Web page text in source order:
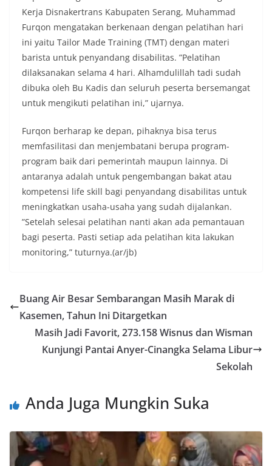
Kerja Disnakertrans Kabupaten Serang, Muhammad
Furqon mengatakan berkenaan dengan pelatihan hari
ini yaitu Tailor Made Training (TMT) dengan materi
barista untuk penyandang disabilitas. ”Pelatihan
dilaksanakan selama 4 hari. Alhamdulillah tadi sudah
dibuka oleh Bu Kadis dan seluruh peserta bersemangat
untuk mengikuti pelatihan ini,” ujarnya.
Furqon berharap ke depan, pihaknya bisa terus
memfasilitasi dan menjembatani berupa program-
program baik dari pemerintah maupun lainnya. Di
antaranya adalah untuk pengembangan bakat atau
kompetensi life skill bagi penyandang disabilitas untuk
meningkatkan usaha-usaha yang sudah dijalankan.
”Setelah selesai pelatihan nanti akan ada pemantauan
bagi peserta. Pasti setiap ada pelatihan kita lakukan
monitoring,” tuturnya.(ar/jb)
Buang Air Besar Sembarangan Masih Marak di
Kasemen, Tahun Ini Ditargetkan
Masih Jadi Favorit, 273.158 Wisnus dan Wisman
Kunjungi Pantai Anyer-Cinangka Selama Libur
Sekolah
Anda Juga Mungkin Suka